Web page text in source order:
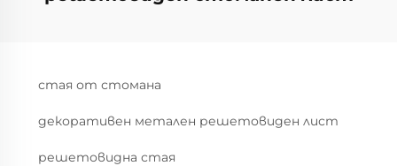
стая от стомана
декоративен метален решетовиден лист
решетовидна стая